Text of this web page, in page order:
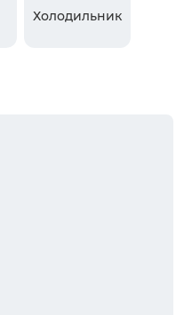
Холодильник